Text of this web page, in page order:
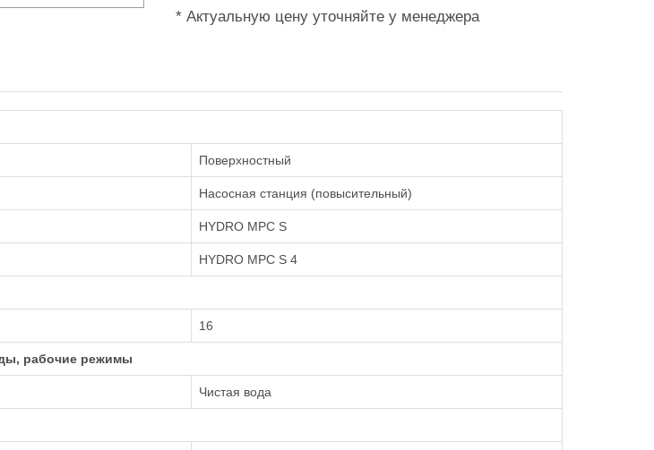
* Актуальную цену уточняйте у менеджера
Поверхностный
Насосная станция (повысительный)
HYDRO MPC S
HYDRO MPC S 4
16
рабочие режимы
Чистая вода